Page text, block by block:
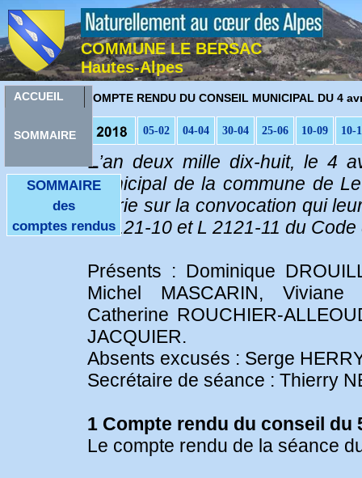
COMMUNE LE BERSAC
Hautes-Alpes
ACCUEIL
SOMMAIRE
OMPTE RENDU DU CONSEIL MUNICIPAL DU 4
SOMMAIRE
des
comptes rendus
05-02 04-04 30-04 25-06 10-09 10-
L’an deux mille dix-huit, le 4
municipal de la commune de
mairie sur la convocation qui
L 2121-10 et L 2121-11 du
Présents : Dominique
Michel MASCARIN, Viviane
Catherine ROUCHIER-
JACQUIER.
Absents excusés : Serge
Secrétaire de séance : Thierry
1 Compte rendu du conseil du
Le compte rendu de la séance